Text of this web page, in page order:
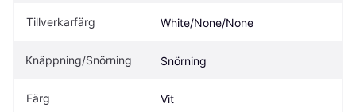
Tillverkarfärg White/None/None
Knäppning/Snörning Snörning
Färg Vit